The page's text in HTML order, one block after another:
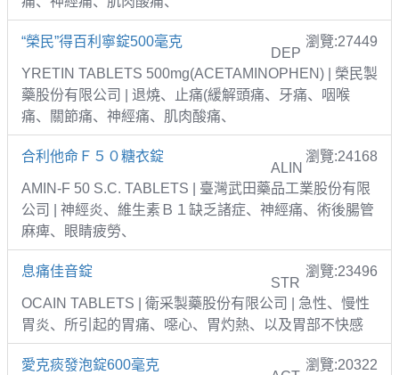
“榮民”得百利寧錠500毫克 瀏覽:27449
DEP
YRETIN TABLETS 500mg(ACETAMINOPHEN) | 榮民製
藥股份有限公司 | 退燒、止痛(緩解頭痛、牙痛、咽喉
痛、關節痛、神經痛、肌肉酸痛、
合利他命Ｆ５０糖衣錠 瀏覽:24168
ALIN
AMIN-F 50 S.C. TABLETS | 臺灣武田藥品工業股份有限
公司 | 神經炎、維生素Ｂ１缺乏諸症、神經痛、術後腸管
麻痺、眼睛疲勞、
息痛佳音錠 瀏覽:23496
STR
OCAIN TABLETS | 衛采製藥股份有限公司 | 急性、慢性
胃炎、所引起的胃痛、噁心、胃灼熱、以及胃部不快感
愛克痰發泡錠600毫克 瀏覽:20322